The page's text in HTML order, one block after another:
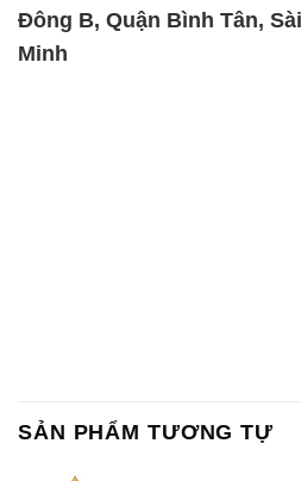
Đông B, Quận Bình Tân,
Minh
SẢN PHẨM TƯƠNG TỰ